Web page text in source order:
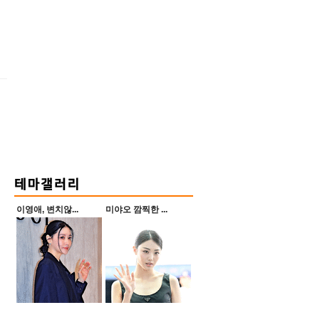
이영애, 변치않... 미야오 깜찍한 ...